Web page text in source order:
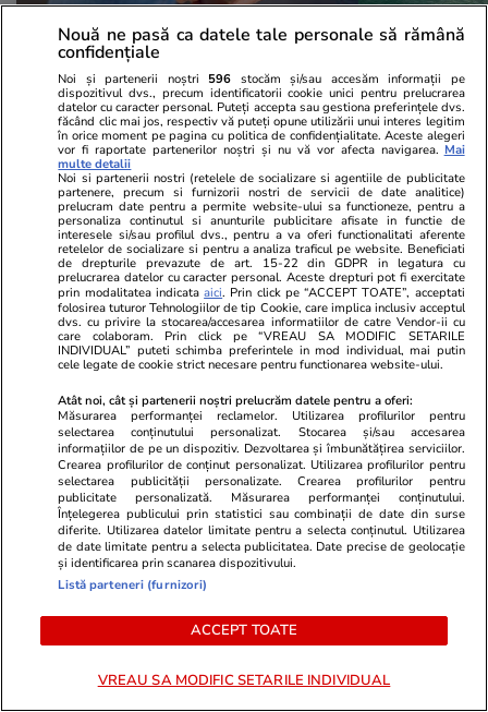
Vacanțe și Cultură 05 aug.
Cel puțin 120 de familii au fost
păcălite cu aceeași cazare
fantomă în Italia: „Casa nu există,
ați luat țeapă”
Vacanțe și
Zeci de
fără
ce agenția
cazarea
Bani și Afaceri 04 aug.
Ce este loud budgeting,
generația Z
Lifestyle 04 aug.
Cum se scrie corect: bineînțeles
sau bine înțeles
Nouă ne pasă ca datele tale personale să rămână
confidențiale
Noi și partenerii noștri 596 stocăm și/sau accesăm informații pe
dispozitivul dvs., precum identificatorii cookie unici pentru prelucrarea
datelor cu caracter personal. Puteți accepta sau gestiona preferințele dvs.
făcând clic mai jos, respectiv vă puteți opune utilizării unui interes legitim
în orice moment pe pagina cu politica de confidențialitate. Aceste alegeri
vor fi raportate partenerilor noștri și nu vă vor afecta navigarea. Mai
multe detalii
Noi si partenerii nostri (retelele de socializare si agentiile de publicitate
partenere, precum si furnizorii nostri de servicii de date analitice)
prelucram date pentru a permite website-ului sa functioneze, pentru a
personaliza continutul si anunturile publicitare afisate in functie de
interesele si/sau profilul dvs., pentru a va oferi functionalitati aferente
retelelor de socializare si pentru a analiza traficul pe website. Beneficiati
de drepturile prevazute de art. 15-22 din GDPR in legatura cu
prelucrarea datelor cu caracter personal. Aceste drepturi pot fi exercitate
prin modalitatea indicataaici. Prin click pe “ACCEPT TOATE”, acceptati
folosirea tuturor Tehnologiilor de tip Cookie, care implica inclusiv acceptul
dvs. cu privire la stocarea/accesarea informatiilor de catre Vendor-ii cu
care colaboram. Prin click pe “VREAU SA MODIFIC SETARILE
INDIVIDUAL” puteti schimba preferintele in mod individual, mai putin
cele legate de cookie strict necesare pentru functionarea website-ului.
Atât noi, cât și partenerii noștri prelucrăm datele pentru a oferi:
Măsurarea performanței reclamelor. Utilizarea profilurilor pentru
selectarea conținutului personalizat. Stocarea și/sau accesarea
informațiilor de pe un dispozitiv. Dezvoltarea și îmbunătățirea serviciilor.
Crearea profilurilor de conținut personalizat. Utilizarea profilurilor pentru
selectarea publicității personalizate. Crearea profilurilor pentru
publicitate personalizată. Măsurarea performanței conținutului.
Înțelegerea publicului prin statistici sau combinații de date din surse
diferite. Utilizarea datelor limitate pentru a selecta conținutul. Utilizarea
de date limitate pentru a selecta publicitatea. Date precise de geolocație
și identificarea prin scanarea dispozitivului.
Listă parteneri (furnizori)
ACCEPT TOATE
VREAU SA MODIFIC SETARILE INDIVIDUAL